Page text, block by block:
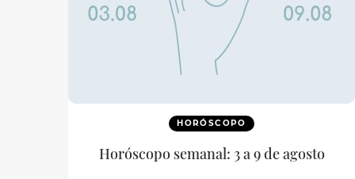
HORÓSCOPO
Horóscopo semanal: 3 a 9 de agosto